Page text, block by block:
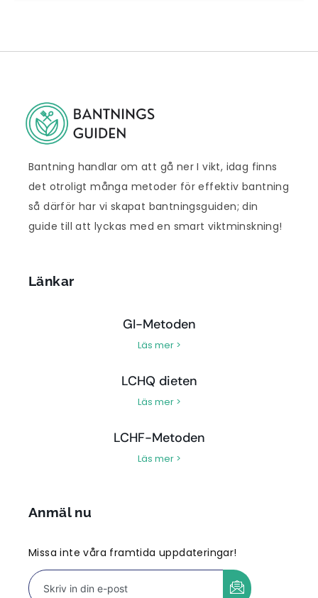
Bantning handlar om att gå ner I vikt, idag finns
det otroligt många metoder för effektiv bantning
så därför har vi skapat bantningsguiden; din
guide till att lyckas med en smart viktminskning!
Länkar
GI-Metoden
Läs mer >
LCHQ dieten
Läs mer >
LCHF-Metoden
Läs mer >
Anmäl nu
Missa inte våra framtida uppdateringar!